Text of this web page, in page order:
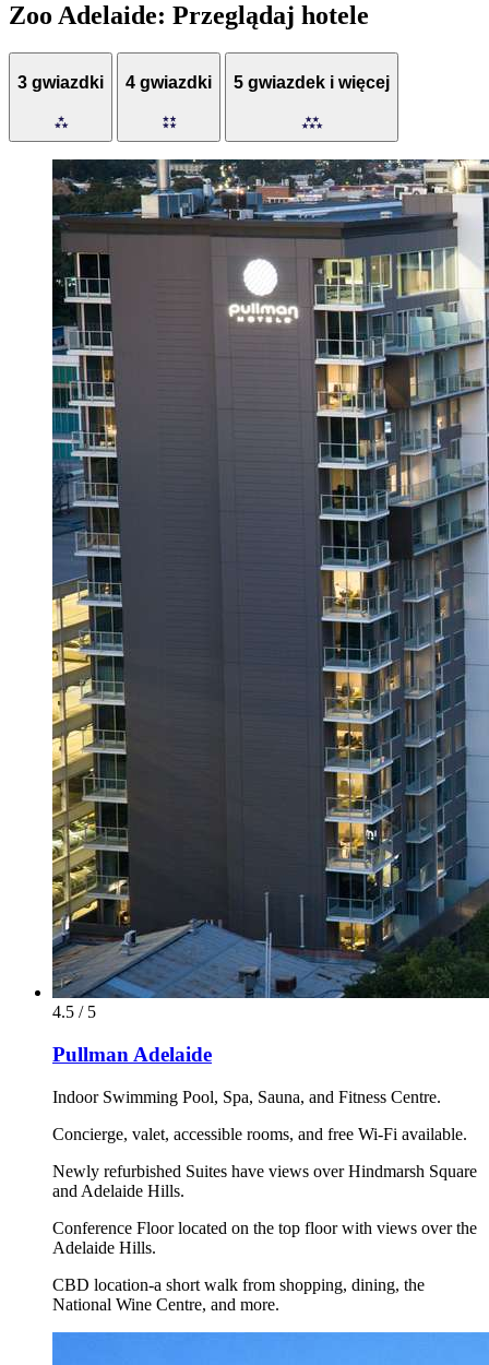
Zoo Adelaide: Przeglądaj hotele
3 gwiazdki 4 gwiazdki 5 gwiazdek i więcej
4.5 / 5
Pullman Adelaide
Indoor Swimming Pool, Spa, Sauna, and Fitness Centre.
Concierge, valet, accessible rooms, and free Wi-Fi available.
Newly refurbished Suites have views over Hindmarsh Square
and Adelaide Hills.
Conference Floor located on the top floor with views over the
Adelaide Hills.
CBD location-a short walk from shopping, dining, the
National Wine Centre, and more.